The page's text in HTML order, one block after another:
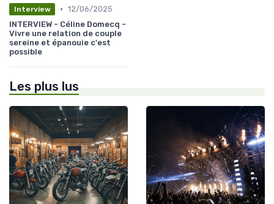
Interview • 12/06/2025
INTERVIEW - Céline Domecq -
Vivre une relation de couple
sereine et épanouie c'est
possible
Les plus lus